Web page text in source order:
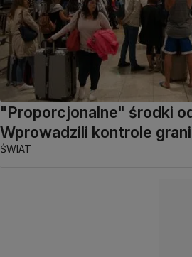
"Proporcjonalne" środki
Wprowadzili kontrole
ŚWIAT